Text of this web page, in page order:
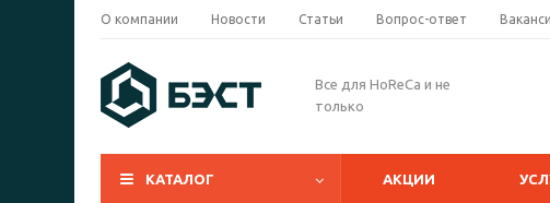
О компании Новости Статьи Вопрос-ответ
Все для HoReCa и не
только
КАТАЛОГ АКЦИИ